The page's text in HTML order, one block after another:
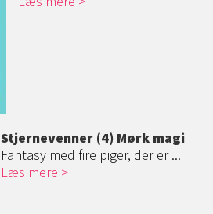
Stjernevenner (4) Mørk magi
Fantasy med fire piger, der er ...
Læs mere